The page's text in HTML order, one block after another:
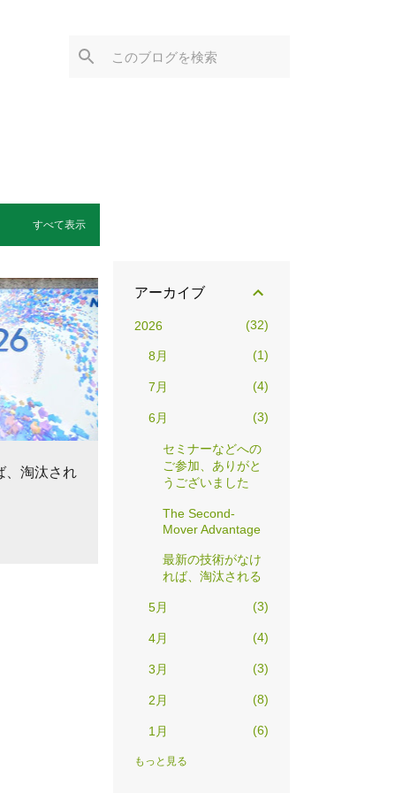
すべて表示
、淘汰され
アーカイブ
2026 32
8月 1
7月 4
6月 3
セミナーなどへの
ご参加、ありがと
うございました
The Second-
Mover Advantage
最新の技術がなけ
れば、淘汰される
5月 3
4月 4
3月 3
2月 8
1月 6
2025
もっと見る